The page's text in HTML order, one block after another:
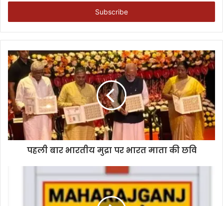
पहली बार भारतीय मुद्रा पर भारत माता की छवि